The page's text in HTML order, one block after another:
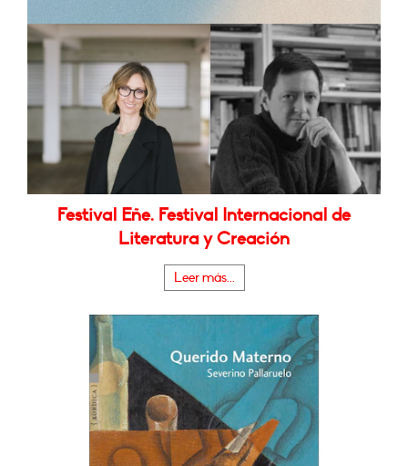
Festival Eñe. Festival Internacional de
Literatura y Creación
Leer más...